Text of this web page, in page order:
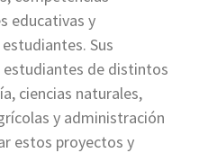
educativas y
Sus
de distintos
ciencias naturales,
y administración
estos proyectos y